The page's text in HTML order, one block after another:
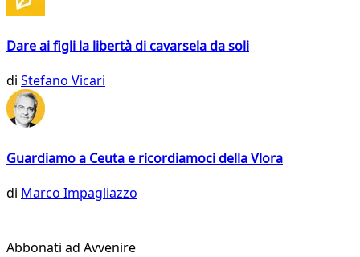
Dare ai figli la libertà di cavarsela da soli
di Stefano Vicari
Guardiamo a Ceuta e ricordiamoci della Vlora
di Marco Impagliazzo
Abbonati ad Avvenire